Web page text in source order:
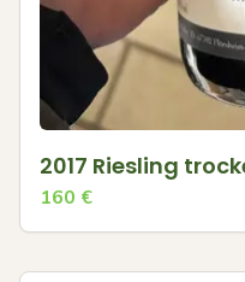
2017 Riesling
160 €